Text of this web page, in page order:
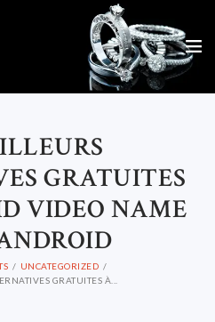
GRATUITES
VIDEO NAME
UNCATEGORIZED
GRATUITES À...